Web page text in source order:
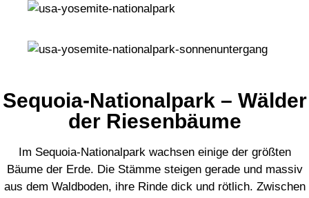
Sequoia-Nationalpark – Wälder
der Riesenbäume
Im Sequoia-Nationalpark wachsen einige der größten
Bäume der Erde. Die Stämme steigen gerade und massiv
aus dem Waldboden, ihre Rinde dick und rötlich. Zwischen